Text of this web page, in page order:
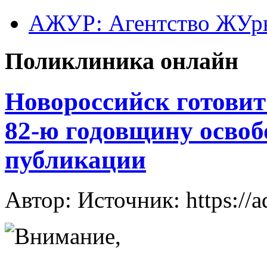
АЖУР: Агентство
Поликлиника онлайн
Новороссийск
82-ю годовщину
публикации
Автор: Источник: https://